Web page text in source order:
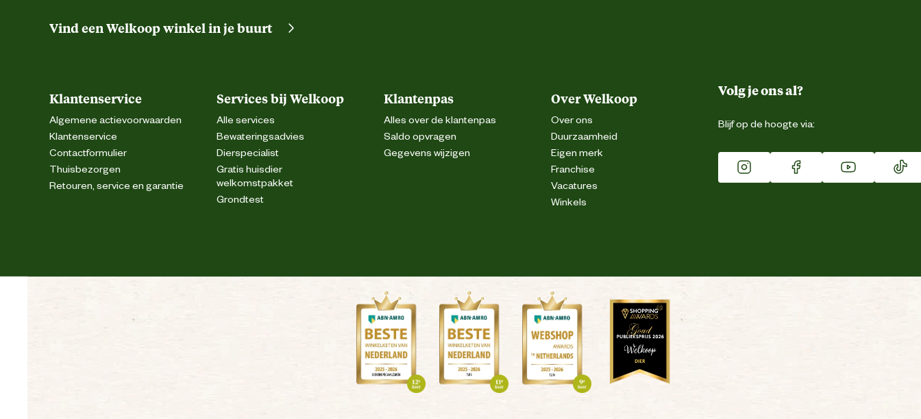
Vind een Welkoop winkel in je buurt
Klantenservice
Algemene actievoorwaarden
Klantenservice
Contactformulier
Thuisbezorgen
Retouren, service en garantie
Services bij Welkoop
Alle services
Bewateringsadvies
Dierspecialist
Gratis huisdier
welkomstpakket
Grondtest
Klantenpas
Alles over de klantenpas
Saldo opvragen
Gegevens wijzigen
Over Welkoop
Over ons
Duurzaamheid
Eigen merk
Franchise
Vacatures
Winkels
Volg je ons al?
Blijf op de hoogte via: